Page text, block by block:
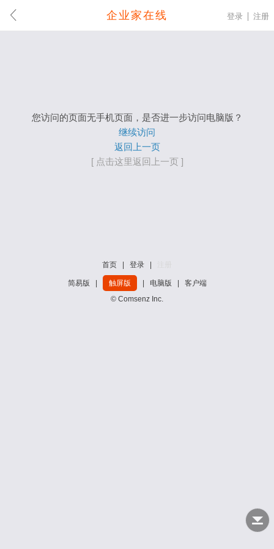
企业家在线 登录 注册
您访问的页面无手机页面，是否进一步访问电脑版？
继续访问
返回上一页
[ 点击这里返回上一页 ]
首页 登录
简易版 触屏版 电脑版
客户端
© Comsenz Inc.